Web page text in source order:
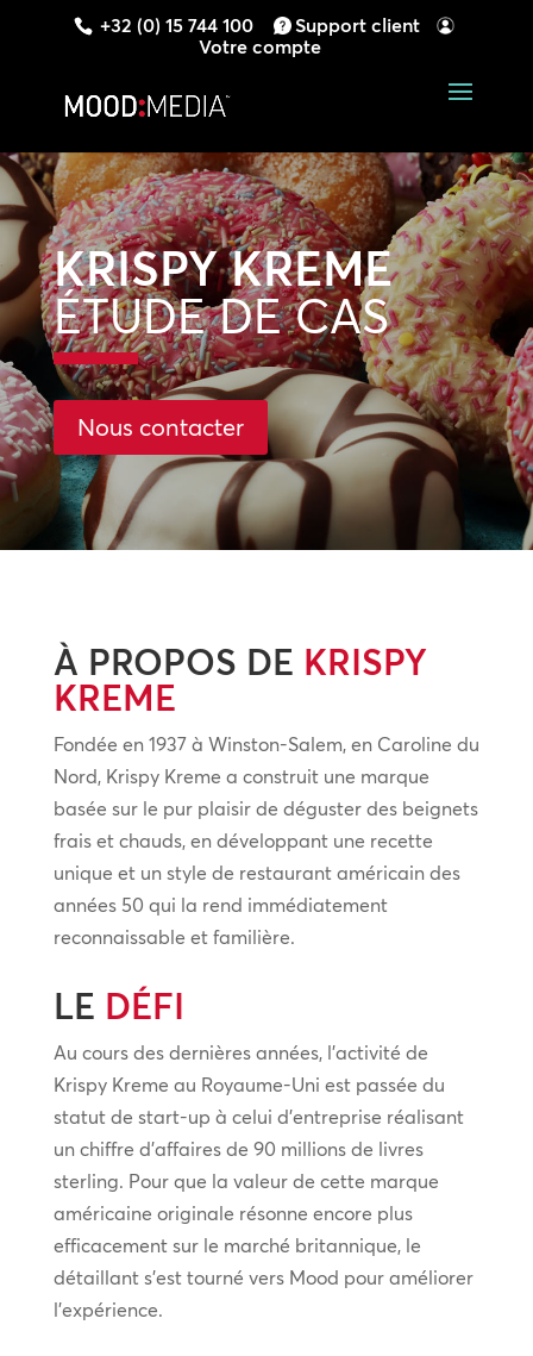
+32 (0) 15 744 100
Support client
Votre compte
KRISPY KREME
ÉTUDE DE CAS
Nous contacter
À PROPOS DE KRISPY
KREME
Fondée en 1937 à Winston-Salem, en Caroline du
Nord, Krispy Kreme a construit une marque
basée sur le pur plaisir de déguster des beignets
frais et chauds, en développant une recette
unique et un style de restaurant américain des
années 50 qui la rend immédiatement
reconnaissable et familière.
LE DÉFI
Au cours des dernières années, l’activité de
Krispy Kreme au Royaume-Uni est passée du
statut de start-up à celui d’entreprise réalisant
un chiffre d’affaires de 90 millions de livres
sterling. Pour que la valeur de cette marque
américaine originale résonne encore plus
efficacement sur le marché britannique, le
détaillant s’est tourné vers Mood pour améliorer
l’expérience.